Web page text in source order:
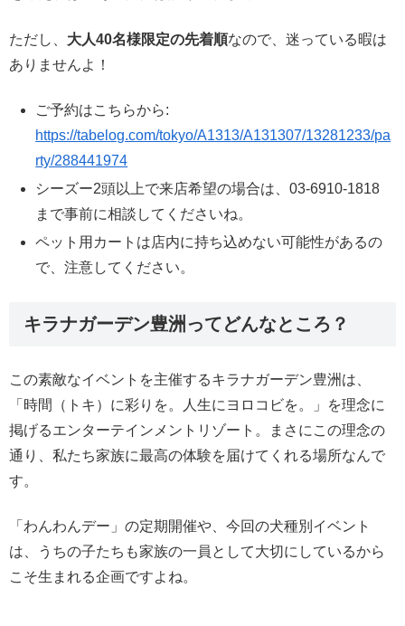
ただし、 大人40名様限定の先着順なので、迷っている暇は
ありませんよ！
ご予約はこちらから:
https://tabelog.com/tokyo/A1313/A131307/13281233/pa
rty/288441974
シーズー2頭以上で来店希望の場合は、03-6910-1818
まで事前に相談してくださいね。
ペット用カートは店内に持ち込めない可能性があるの
で、注意してください。
キラナガーデン豊洲ってどんなところ？
この素敵なイベントを主催するキラナガーデン豊洲は、
「時間（トキ）に彩りを。人生にヨロコビを。」を理念に
掲げるエンターテインメントリゾート。まさにこの理念の
通り、私たち家族に最高の体験を届けてくれる場所なんで
す。
「わんわんデー」の定期開催や、今回の犬種別イベント
は、うちの子たちも家族の一員として大切にしているから
こそ生まれる企画ですよね。